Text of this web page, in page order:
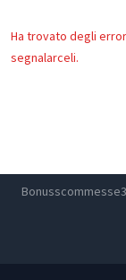
Ha trovato degli
segnalarceli.